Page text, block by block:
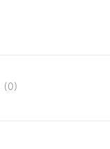
댓
(0)